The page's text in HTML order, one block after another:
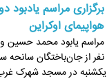
برگزاری مراسم یادبود
هواپیمای اوکراین
مراسم یابود محمد حسین
نفر از جان‌باختگان سانحه
در مسجد شهرک غرب